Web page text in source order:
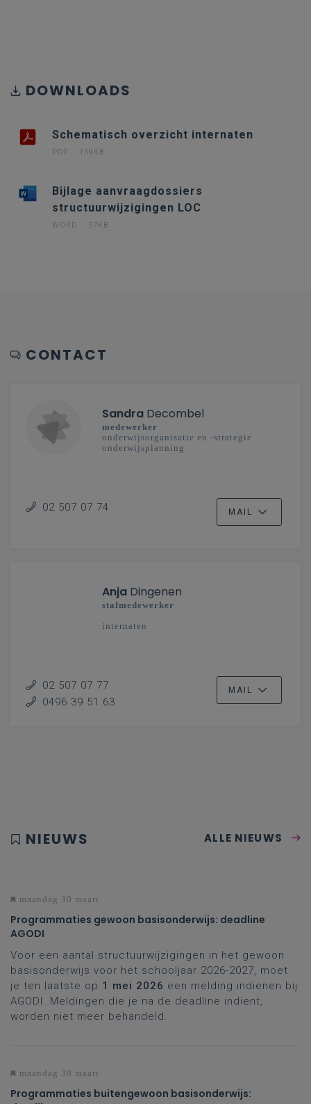
DOWNLOADS
Schematisch overzicht internaten
PDF 159KB
Bijlage aanvraagdossiers
structuurwijzigingen LOC
WORD 57KB
CONTACT
Sandra Decombel
medewerker
onderwijsorganisatie en -strategie
onderwijsplanning
02 507 07 74 MAIL
Anja Dingenen
stafmedewerker
internaten
02 507 07 77
0496 39 51 63
MAIL
NIEUWS ALLE NIEUWS
maandag 30 maart
Programmaties gewoon basisonderwijs: deadline
AGODI
Voor een aantal structuurwijzigingen in het gewoon
basisonderwijs voor het schooljaar 2026-2027, moet
je ten laatste op 1 mei 2026 een melding indienen bij
AGODI. Meldingen die je na de deadline indient,
worden niet meer behandeld.
maandag 30 maart
Programmaties buitengewoon basisonderwijs: